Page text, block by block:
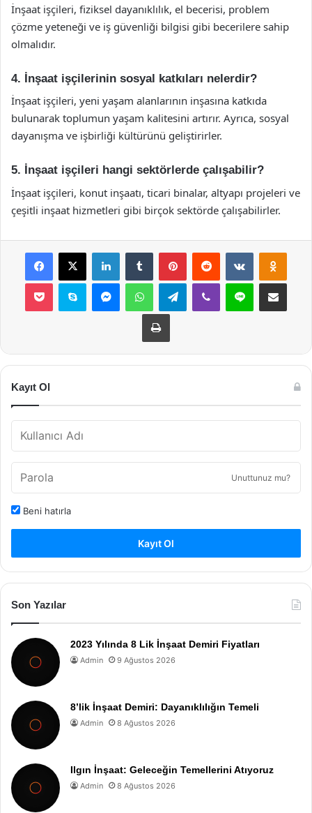
İnşaat işçileri, fiziksel dayanıklılık, el becerisi, problem
çözme yeteneği ve iş güvenliği bilgisi gibi becerilere sahip
olmalıdır.
4. İnşaat işçilerinin sosyal katkıları nelerdir?
İnşaat işçileri, yeni yaşam alanlarının inşasına katkıda
bulunarak toplumun yaşam kalitesini artırır. Ayrıca, sosyal
dayanışma ve işbirliği kültürünü geliştirirler.
5. İnşaat işçileri hangi sektörlerde çalışabilir?
İnşaat işçileri, konut inşaatı, ticari binalar, altyapı projeleri ve
çeşitli inşaat hizmetleri gibi birçok sektörde çalışabilirler.
Facebook
X LinkedInTumblr PinterestReddit VKontakte
Pocket Skype MessengerWhatsAppTelegramViber Line E-Posta ile
Yazdır
Kayıt Ol
Unuttunuz mu?
Beni hatırla
Kayıt Ol
Son Yazılar
2023 Yılında 8 Lik İnşaat Demiri Fiyatları
Admin 9 Ağustos 2026
8’lik İnşaat Demiri: Dayanıklılığın Temeli
Admin 8 Ağustos 2026
Ilgın İnşaat: Geleceğin Temellerini Atıyoruz
Admin 8 Ağustos 2026